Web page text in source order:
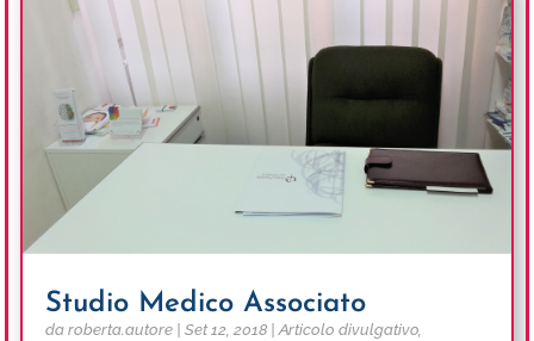
Studio Medico Associato
daroberta.autore |Set 12, 2018 |Articolo divulgativo,